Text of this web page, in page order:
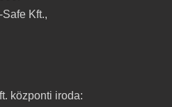
Kft.,
központi iroda: